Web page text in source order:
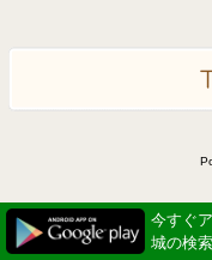
今すぐ
城の検